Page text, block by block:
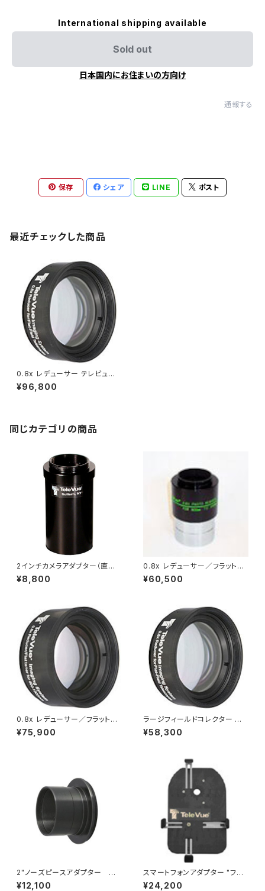
International shipping available
Sold out
日本国内にお住まいの方向け
通報する
保存 シェア LINE ポスト
最近チェックした商品
0.8x レデューサー テレビューN
P101、NP101is、NP127is用
¥96,800
同じカテゴリの商品
2インチカメラアダプター（直接
焦点撮影用）
¥8,800
0.8x レデューサー／フラットナ
ー テレビュー76 & 85用
¥60,500
0.8x レデューサー／フラットナ
ー テレビュー102用
¥75,900
ラージフィールドコレクター テ
レビューNP101、NP101is、NP1
27is用
¥58,300
2"ノーズピースアダプター テ
レビューNP101、102用
¥12,100
スマートフォンアダプター "フォ
ーンメイト"
¥24,200